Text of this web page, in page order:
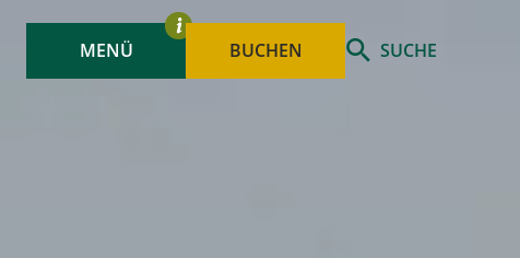
MENÜ BUCHEN SUCHE